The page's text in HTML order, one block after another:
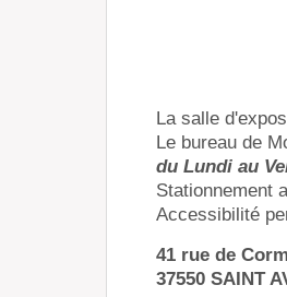
La salle
Le bureau de
du Lundi au
Stationnement
Accessibilité
41 rue de
37550 SAINT